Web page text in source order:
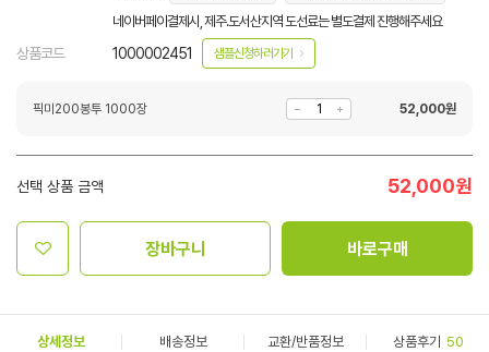
네이버페이결제시, 제주.도서산지역 도선료는 별도결제 진행해주세요
상품코드 1000002451 샘플신청하러가기
픽미200봉투 1000장 52,000원
선택 상품 금액 52,000원
장바구니 바로구매
상세정보 배송정보 교환/반품정보 상품후기 50